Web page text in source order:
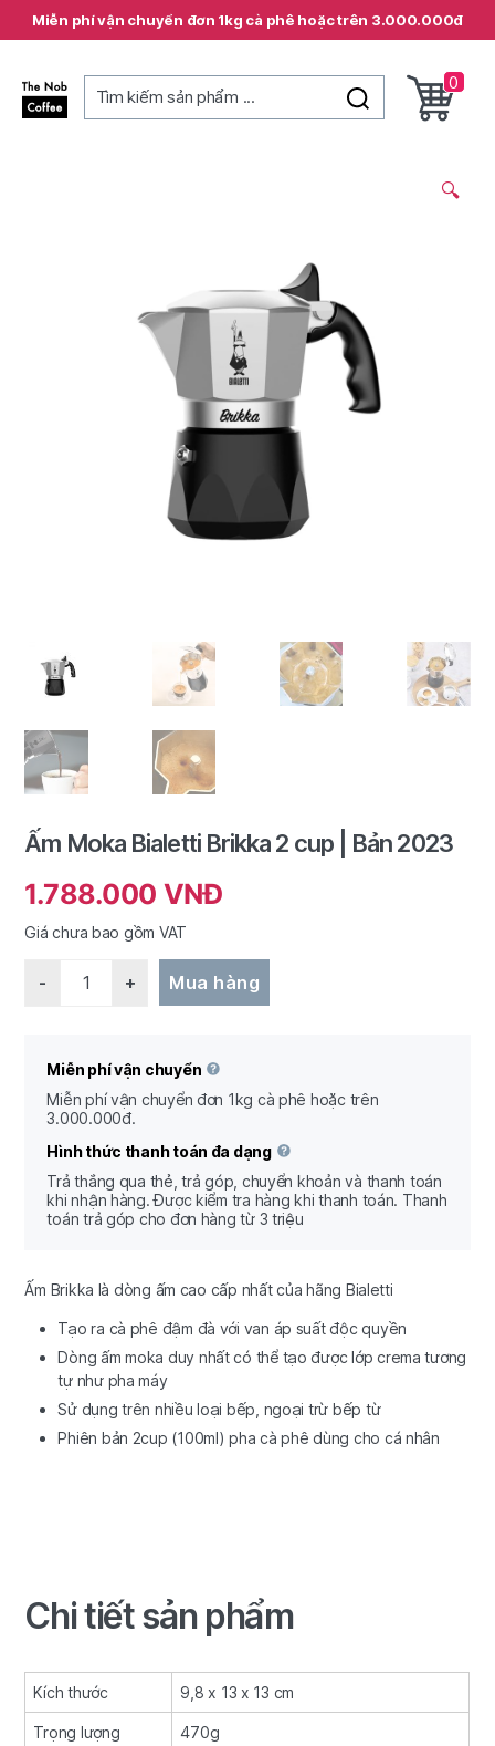
Miễn phí vận chuyển đơn 1kg cà phê hoặc trên 3.000.000đ
Tìm kiếm sản phẩm ...
0
🔍
Ấm Moka Bialetti Brikka 2 cup | Bản 2023
1.788.000 VNĐ
Giá chưa bao gồm VAT
Mua hàng
Miễn phí vận chuyển
Miễn phí vận chuyển đơn 1kg cà phê hoặc trên
3.000.000đ.
Hình thức thanh toán đa dạng
Trả thắng qua thẻ, trả góp, chuyển khoản và thanh toán
khi nhận hàng. Được kiểm tra hàng khi thanh toán. Thanh
toán trả góp cho đơn hàng từ 3 triệu
Ấm Brikka là dòng ấm cao cấp nhất của hãng Bialetti
Tạo ra cà phê đậm đà với van áp suất độc quyền
Dòng ấm moka duy nhất có thể tạo được lớp crema tương
tự như pha máy
Sử dụng trên nhiều loại bếp, ngoại trừ bếp từ
Phiên bản 2cup (100ml) pha cà phê dùng cho cá nhân
Chi tiết sản phẩm
Kích thước 9,8 x 13 x 13 cm
Trọng lượng 470g